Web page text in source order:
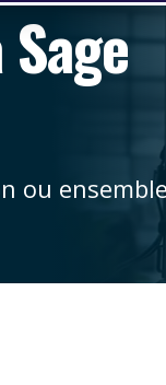
ou ensemble